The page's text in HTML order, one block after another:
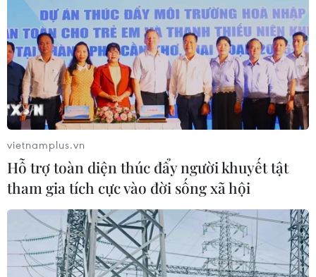
Kỳ họp thứ 6, Quốc hội khóa XV: Nội dung
chính ngày làm việc thứ 17
21/11/2023 13:19
vietnamplus.vn
Hỗ trợ toàn diện thúc đẩy người khuyết tật
tham gia tích cực vào đời sống xã hội